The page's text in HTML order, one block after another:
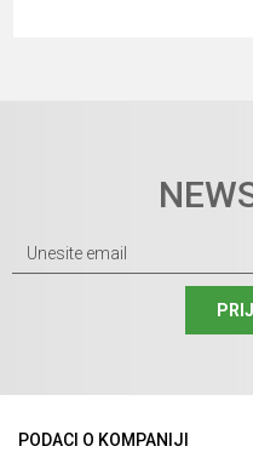
PODACI O KOMPANIJI